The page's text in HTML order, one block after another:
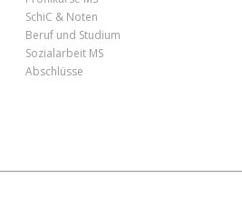
SchiC & Noten
Beruf und Studium
Sozialarbeit MS
Abschlüsse